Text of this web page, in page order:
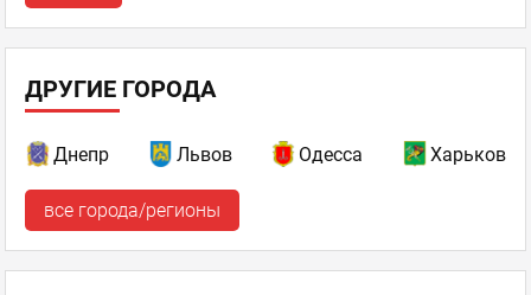
ДРУГИЕ ГОРОДА
Днепр Львов Одесса Харьков
все города/регионы